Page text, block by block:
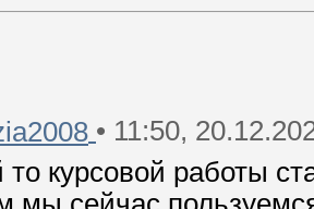
• 11:50,
то курсовой работы